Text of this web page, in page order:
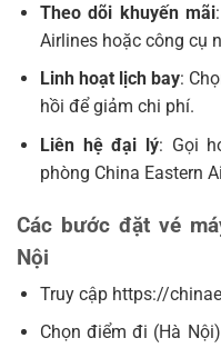
Theo dõi khuyến mãi
Airlines hoặc công cụ
Linh hoạt lịch bay:
hồi để giảm chi phí.
Liên hệ đại lý: Gọi
phòng China Eastern
Các bước đặt vé
Nội
Truy cập https://
Chọn điểm đi (Hà